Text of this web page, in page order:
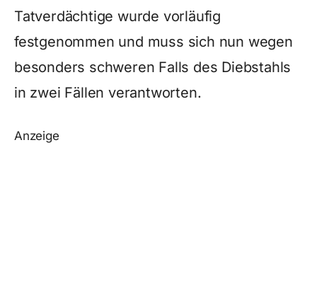
Tatverdächtige wurde vorläufig
festgenommen und muss sich nun wegen
besonders schweren Falls des Diebstahls
in zwei Fällen verantworten.
Anzeige